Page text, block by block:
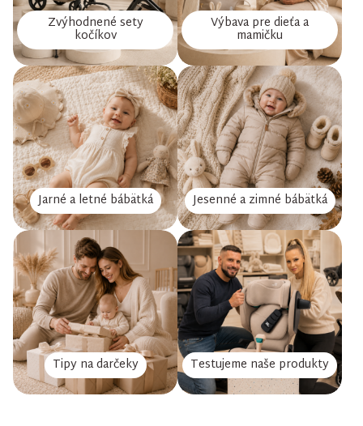
Zvýhodnené sety
kočíkov
Výbava pre dieťa a
mamičku
Jarné a letné bábätká Jesenné a zimné bábätká
Tipy na darčeky Testujeme naše produkty